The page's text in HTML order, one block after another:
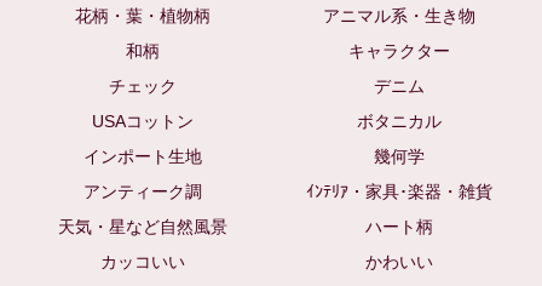
花柄・葉・植物柄
アニマル系・生き物
和柄
キャラクター
チェック
デニム
USAコットン
ボタニカル
インポート生地
幾何学
アンティーク調
ｲﾝﾃﾘｱ・家具･楽器・雑貨
天気・星など自然風景
ハート柄
カッコいい
かわいい